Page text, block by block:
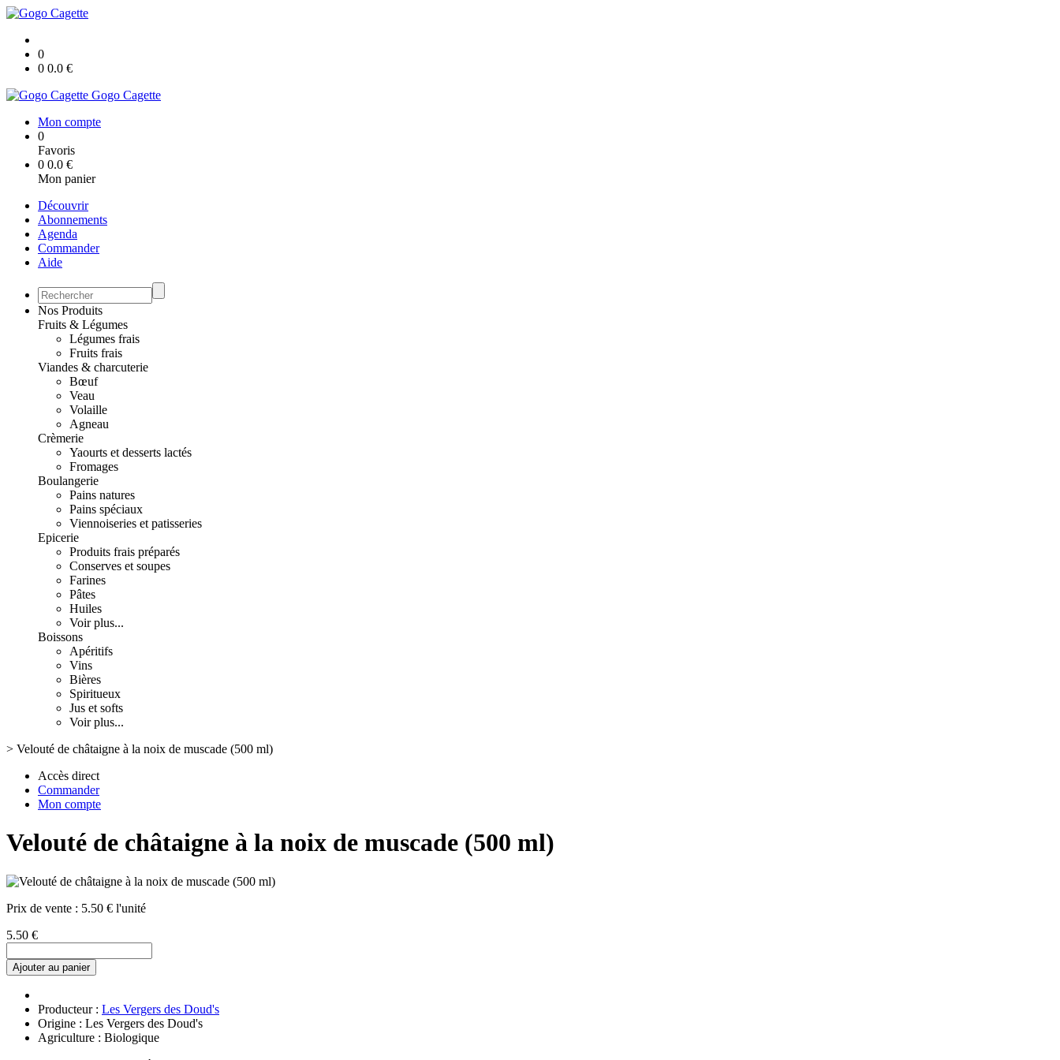
0
0 0.0 €
Gogo Cagette
Mon compte
0
Favoris
0 0.0 €
Mon panier
Découvrir
Abonnements
Agenda
Commander
Aide
Nos Produits
Fruits & Légumes
Légumes frais
Fruits frais
Viandes & charcuterie
Bœuf
Veau
Volaille
Agneau
Crèmerie
Yaourts et desserts lactés
Fromages
Boulangerie
Pains natures
Pains spéciaux
Viennoiseries et patisseries
Epicerie
Produits frais préparés
Conserves et soupes
Farines
Pâtes
Huiles
Voir plus...
Boissons
Apéritifs
Vins
Bières
Spiritueux
Jus et softs
Voir plus...
> Velouté de châtaigne à la noix de muscade (500 ml)
Accès direct
Commander
Mon compte
Velouté de châtaigne à la noix de muscade (500 ml)
Prix de vente : 5.50 € l'unité
5.50 €
Ajouter au panier
Producteur : Les Vergers des Doud's
Origine : Les Vergers des Doud's
Agriculture : Biologique